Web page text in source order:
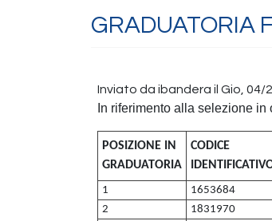
GRADUATORIA
Inviato da ibandera il Gio, 04/
In riferimento alla selezione
POSIZIONE IN
GRADUATORIA
CODICE
1 1653684
2
1831970